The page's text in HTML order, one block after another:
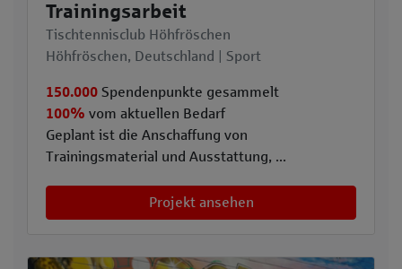
Trainingsarbeit
Tischtennisclub Höhfröschen
Höhfröschen, Deutschland | Sport
150.000 Spendenpunkte gesammelt
100% vom aktuellen Bedarf
Geplant ist die Anschaffung von
Trainingsmaterial und Ausstattung, ...
Projekt ansehen